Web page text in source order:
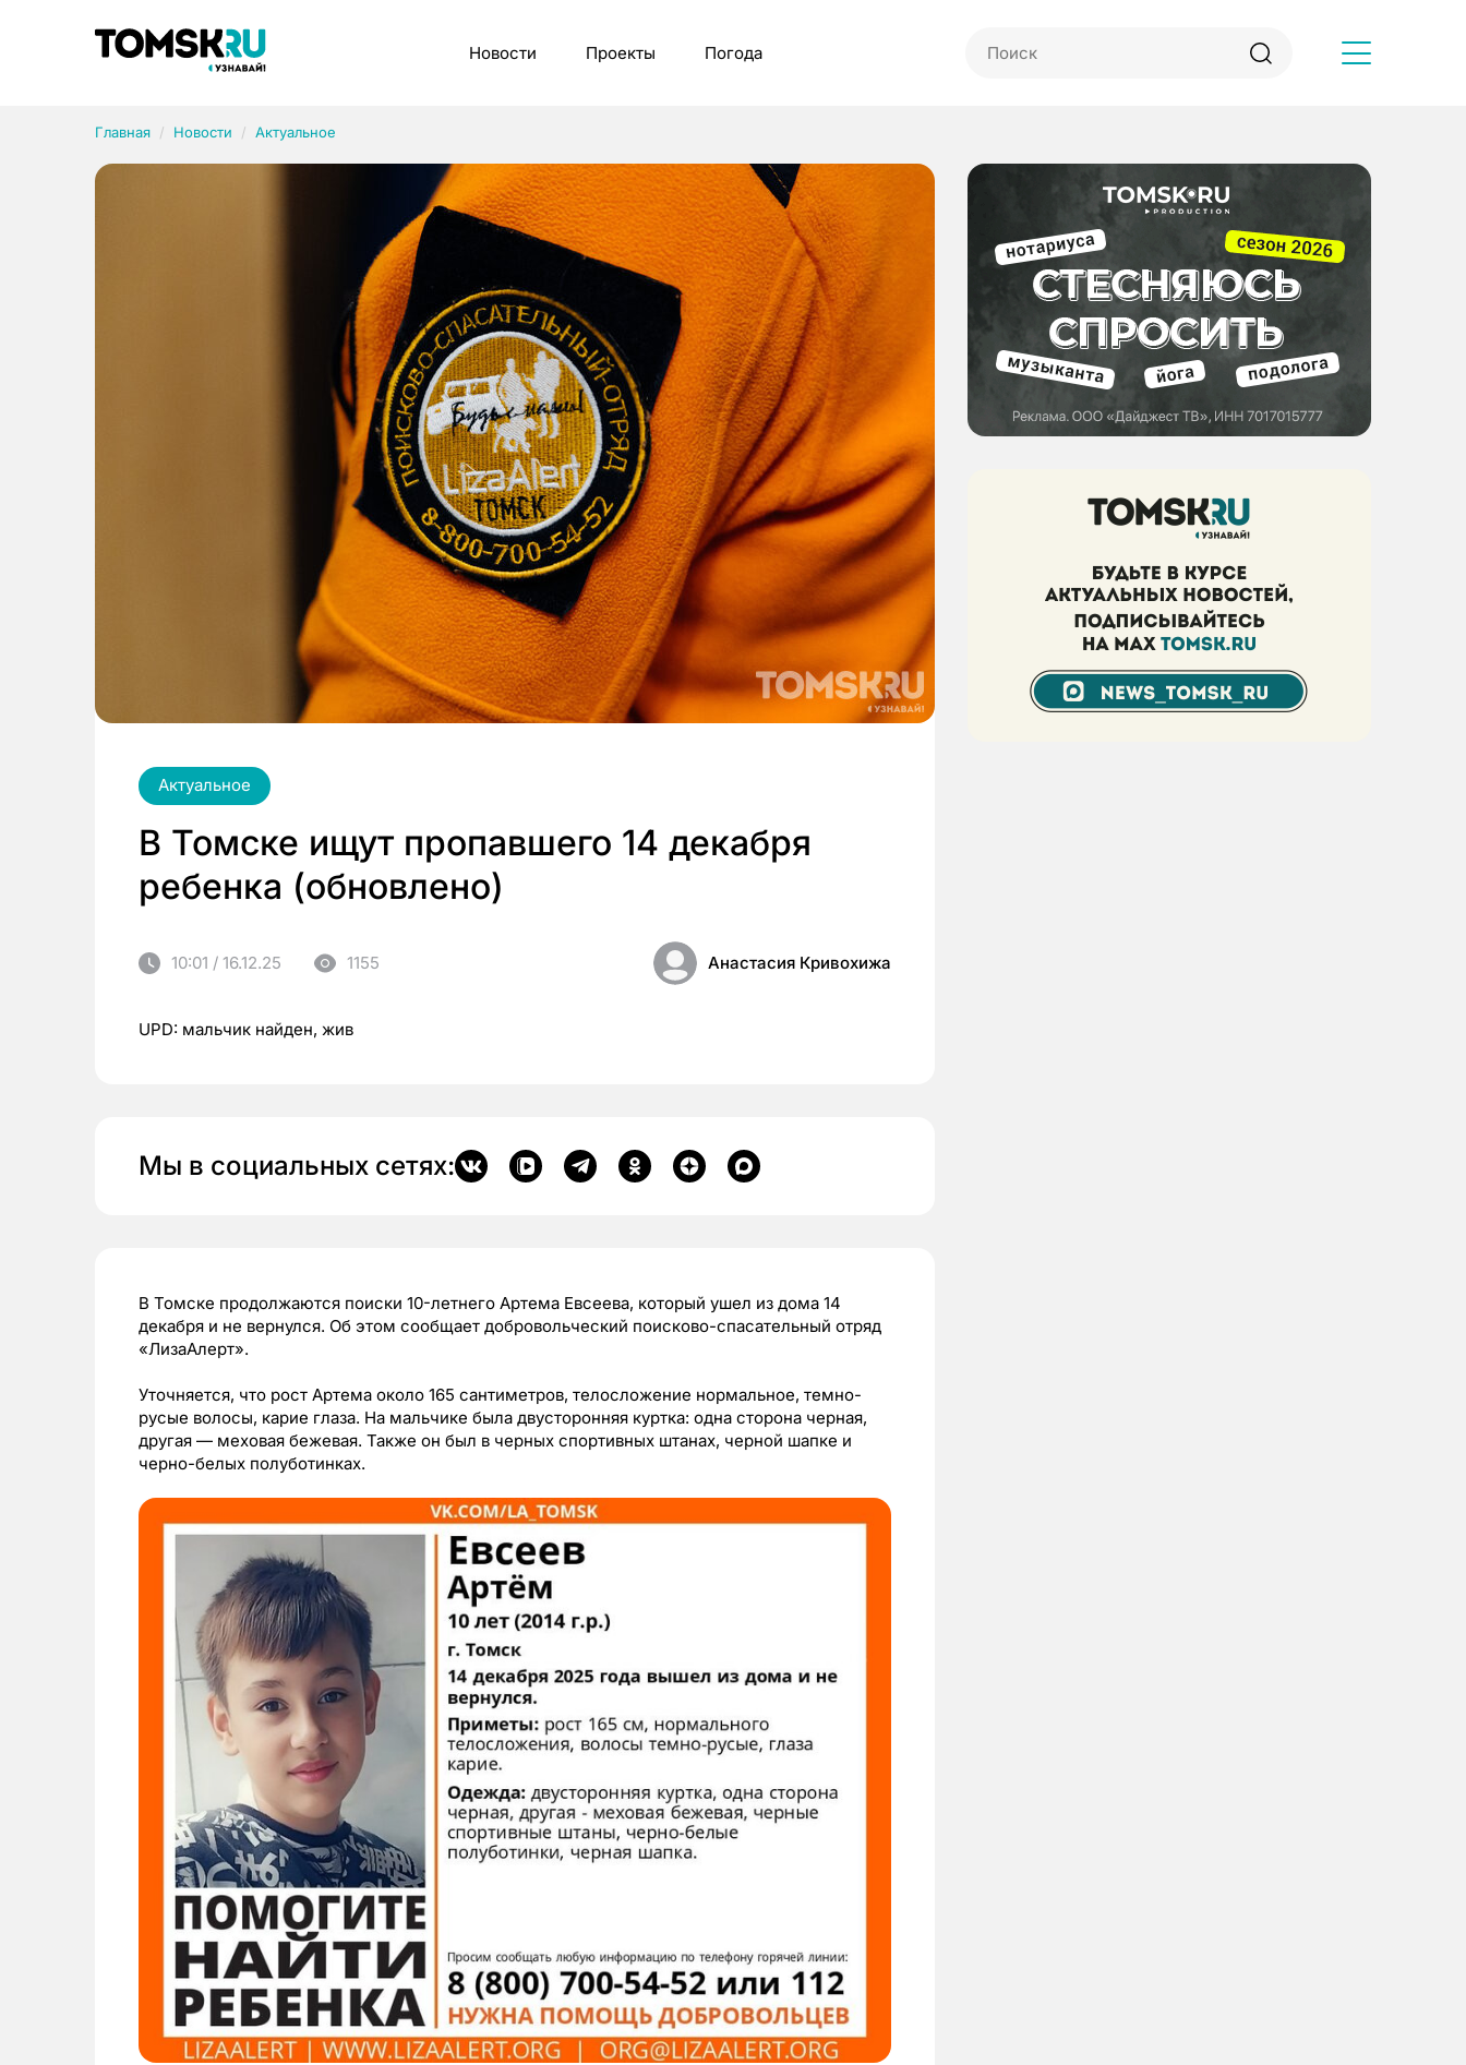
Новости Проекты Погода
Главная Новости Актуальное
Актуальное
В Томске ищут пропавшего 14 декабря
ребенка (обновлено)
10:01 / 16.12.25 1155 Анастасия Кривохижа
UPD: мальчик найден, жив
Мы в социальных сетях:
В Томске продолжаются поиски 10-летнего Артема Евсеева, который ушел из дома 14
декабря и не вернулся. Об этом сообщает добровольческий поисково-спасательный отряд
«ЛизаАлерт».
Уточняется, что рост Артема около 165 сантиметров, телосложение нормальное, темно-
русые волосы, карие глаза. На мальчике была двусторонняя куртка: одна сторона черная,
другая — меховая бежевая. Также он был в черных спортивных штанах, черной шапке и
черно-белых полуботинках.
Рубрики